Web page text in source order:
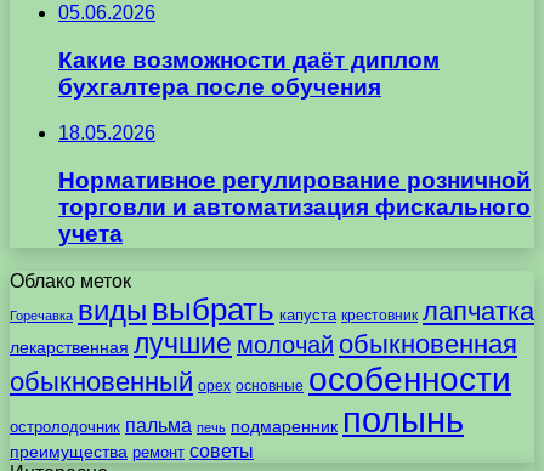
05.06.2026
Какие возможности даёт диплом
бухгалтера после обучения
18.05.2026
Нормативное регулирование розничной
торговли и автоматизация фискального
учета
Облако меток
Горечавка виды выбрать капуста крестовник лапчатка
лекарственная лучшие молочай обыкновенная
обыкновенный орех основные особенности
остролодочник пальма печь подмаренник полынь
преимущества ремонт советы